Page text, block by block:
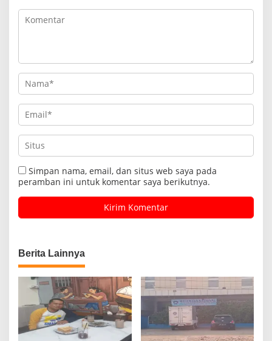
Simpan nama, email, dan situs web saya pada
peramban ini untuk komentar saya berikutnya.
Berita Lainnya